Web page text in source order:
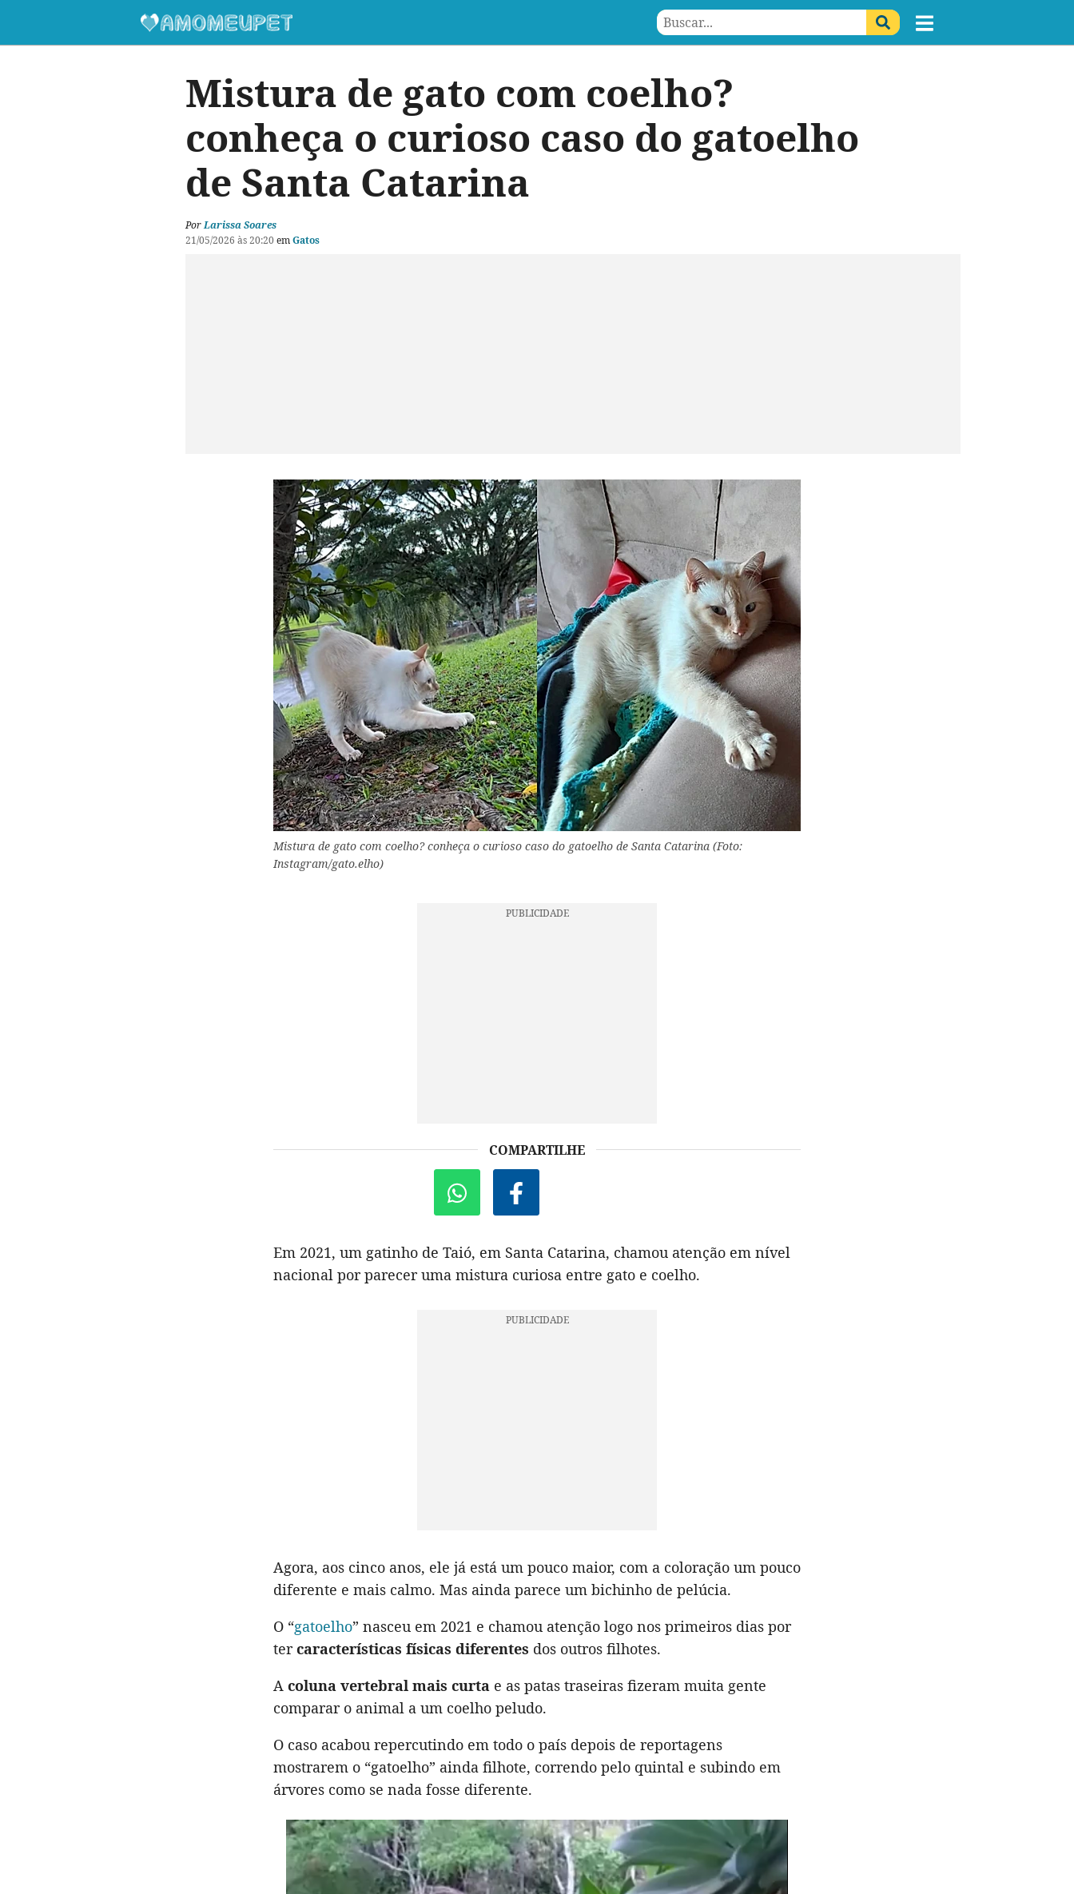
Mistura de gato com coelho?
conheça o curioso caso do gatoelho
de Santa Catarina
PorLarissa Soares
21/05/2026 às 20:20 emGatos
Mistura de gato com coelho? conheça o curioso caso do gatoelho de Santa Catarina (Foto:
Instagram/gato.elho)
COMPARTILHE
Em 2021, um gatinho de Taió, em Santa Catarina, chamou atenção em nível
nacional por parecer uma mistura curiosa entre gato e coelho.
Agora, aos cinco anos, ele já está um pouco maior, com a coloração um pouco
diferente e mais calmo. Mas ainda parece um bichinho de pelúcia.
O “gatoelho” nasceu em 2021 e chamou atenção logo nos primeiros dias por
tercaracterísticas físicas diferentes dos outros filhotes.
A coluna vertebral mais curta e as patas traseiras fizeram muita gente
comparar o animal a um coelho peludo.
O caso acabou repercutindo em todo o país depois de reportagens
mostrarem o “gatoelho” ainda filhote, correndo pelo quintal e subindo em
árvores como se nada fosse diferente.